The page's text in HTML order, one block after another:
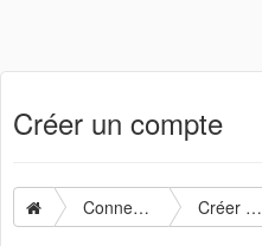
Créer un compte
Connexion Créer un compte